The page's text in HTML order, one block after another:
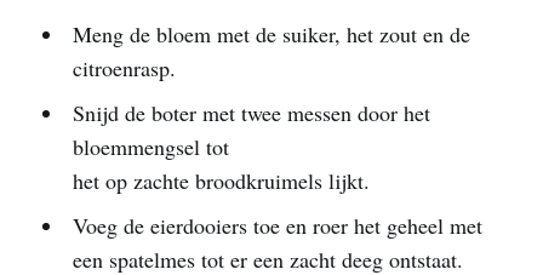
Meng de bloem met de suiker, het zout en de
citroenrasp.
Snijd de boter met twee messen door het
bloemmengsel tot
het op zachte broodkruimels lijkt.
Voeg de eierdooiers toe en roer het geheel met
een spatelmes tot er een zacht deeg ontstaat.